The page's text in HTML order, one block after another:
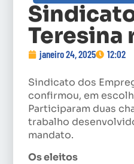
Teresina
janeiro 24, 2025 12:02
Sindicato dos
confirmou, em
Participaram duas
trabalho
mandato.
Os eleitos